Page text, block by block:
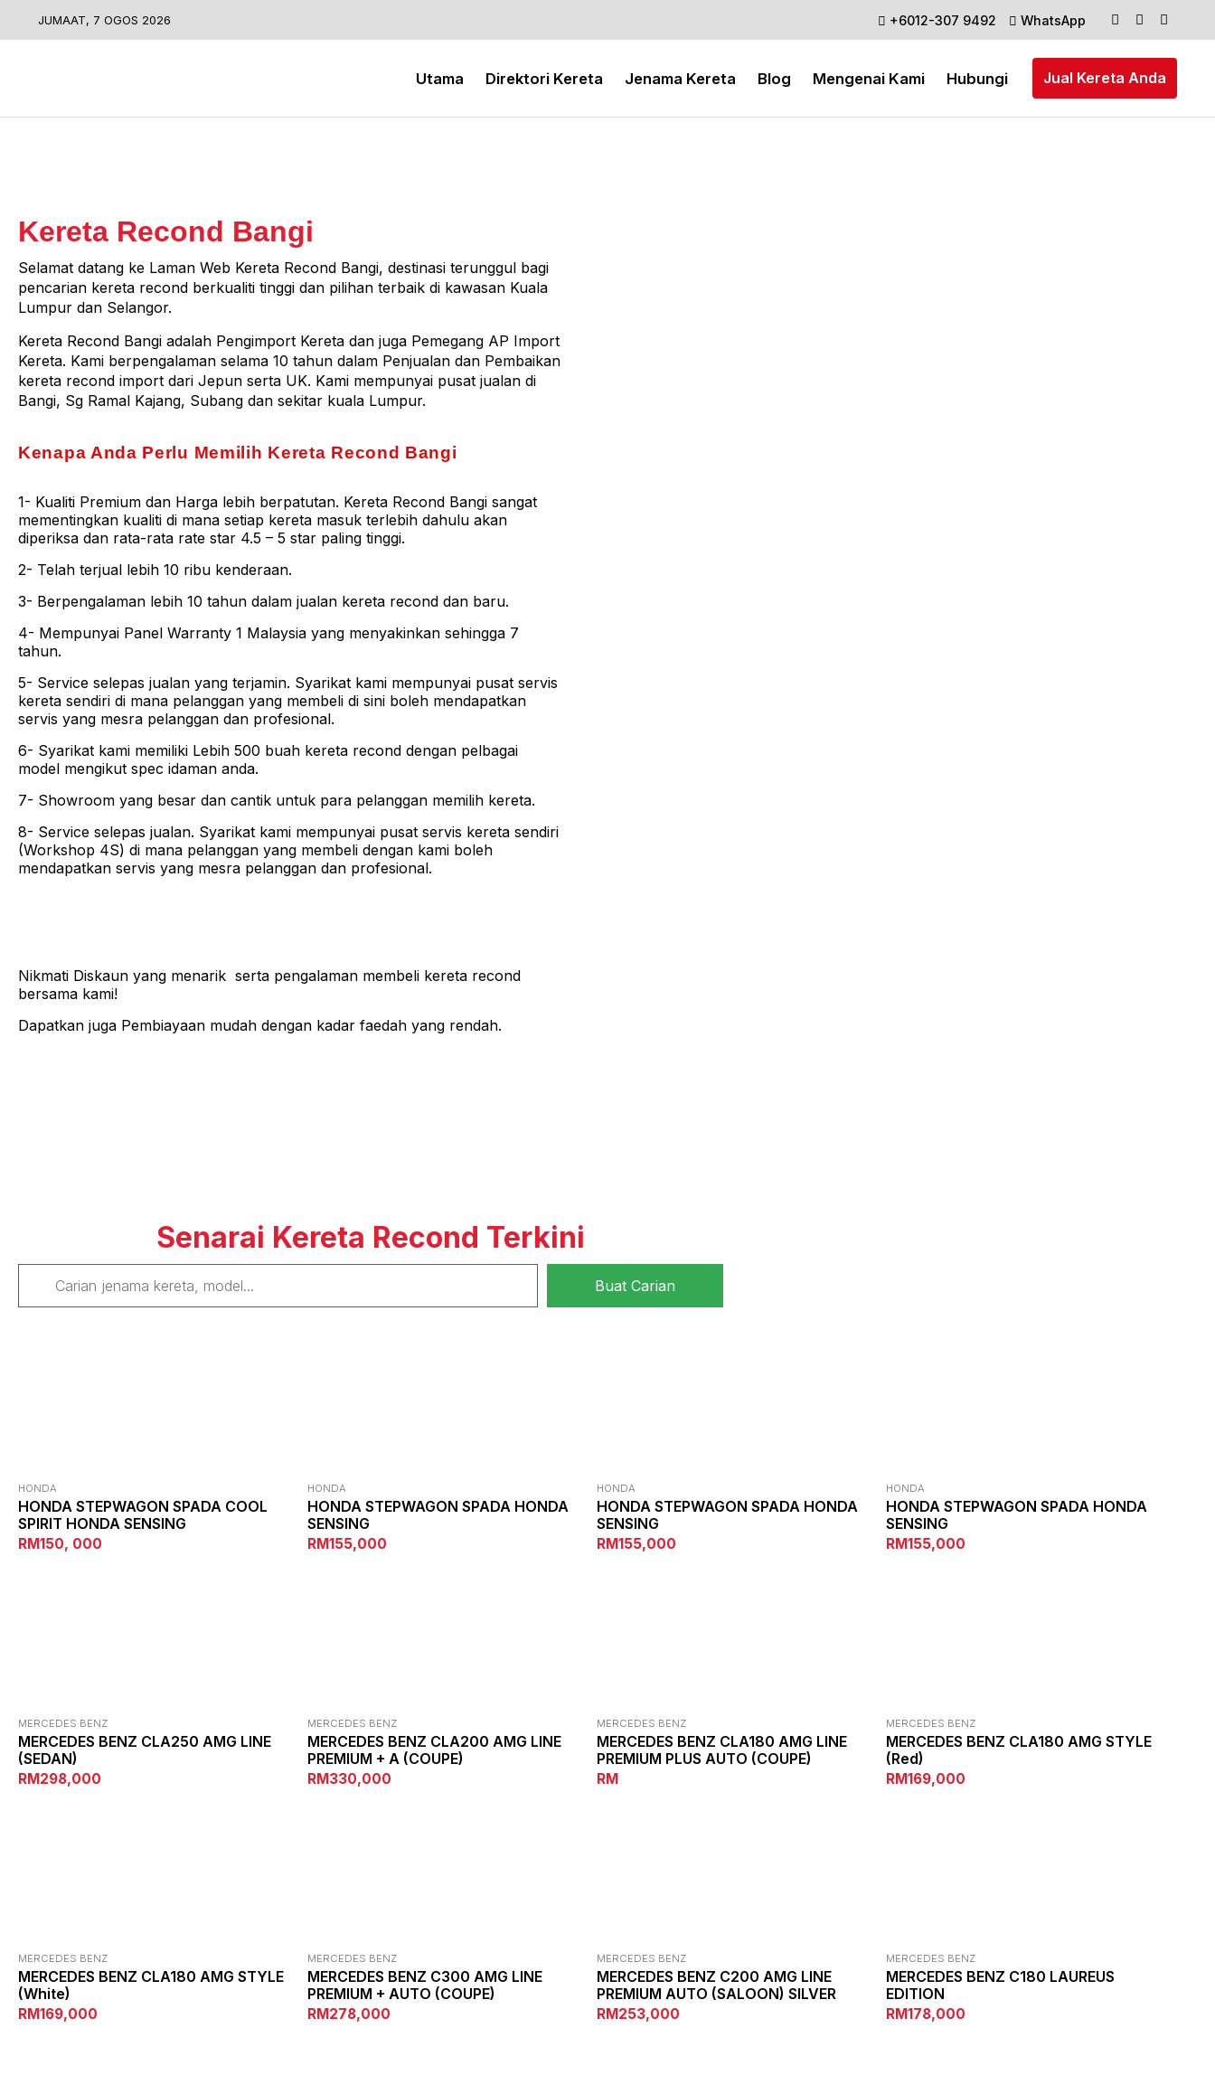
JUMAAT, 7 OGOS 2026 +6012-307 9492 WhatsApp
Utama Direktori Kereta Jenama Kereta Blog Mengenai Kami Hubungi Jual Kereta Anda
Kereta Recond Bangi
Selamat datang ke Laman Web Kereta Recond Bangi, destinasi terunggul bagi
pencarian kereta recond berkualiti tinggi dan pilihan terbaik di kawasan Kuala
Lumpur dan Selangor.
Kereta Recond Bangi adalah Pengimport Kereta dan juga Pemegang AP Import
Kereta. Kami berpengalaman selama 10 tahun dalam Penjualan dan Pembaikan
kereta recond import dari Jepun serta UK. Kami mempunyai pusat jualan di
Bangi, Sg Ramal Kajang, Subang dan sekitar kuala Lumpur.
Kenapa Anda Perlu Memilih Kereta Recond Bangi
1- Kualiti Premium dan Harga lebih berpatutan. Kereta Recond Bangi sangat
mementingkan kualiti di mana setiap kereta masuk terlebih dahulu akan
diperiksa dan rata-rata rate star 4.5 – 5 star paling tinggi.
2- Telah terjual lebih 10 ribu kenderaan.
3- Berpengalaman lebih 10 tahun dalam jualan kereta recond dan baru.
4- Mempunyai Panel Warranty 1 Malaysia yang menyakinkan sehingga 7
tahun.
5- Service selepas jualan yang terjamin. Syarikat kami mempunyai pusat servis
kereta sendiri di mana pelanggan yang membeli di sini boleh mendapatkan
servis yang mesra pelanggan dan profesional.
6- Syarikat kami memiliki Lebih 500 buah kereta recond dengan pelbagai
model mengikut spec idaman anda.
7- Showroom yang besar dan cantik untuk para pelanggan memilih kereta.
8- Service selepas jualan. Syarikat kami mempunyai pusat servis kereta sendiri
(Workshop 4S) di mana pelanggan yang membeli dengan kami boleh
mendapatkan servis yang mesra pelanggan dan profesional.
Nikmati Diskaun yang menarik serta pengalaman membeli kereta recond
bersama kami!
Dapatkan juga Pembiayaan mudah dengan kadar faedah yang rendah.
Senarai Kereta Recond Terkini
HONDA
HONDA STEPWAGON SPADA COOL
SPIRIT HONDA SENSING
RM150, 000
HONDA
HONDA STEPWAGON SPADA HONDA
SENSING
RM155,000
HONDA
HONDA STEPWAGON SPADA HONDA
SENSING
RM155,000
HONDA
HONDA STEPWAGON SPADA HONDA
SENSING
RM155,000
MERCEDES BENZ
MERCEDES BENZ CLA250 AMG LINE
(SEDAN)
RM298,000
MERCEDES BENZ
MERCEDES BENZ CLA200 AMG LINE
PREMIUM + A (COUPE)
RM330,000
MERCEDES BENZ
MERCEDES BENZ CLA180 AMG LINE
PREMIUM PLUS AUTO (COUPE)
RM
MERCEDES BENZ
MERCEDES BENZ CLA180 AMG STYLE
(red)
RM169,000
MERCEDES BENZ
MERCEDES BENZ CLA180 AMG STYLE
(white)
RM169,000
MERCEDES BENZ
MERCEDES BENZ C300 AMG LINE
PREMIUM + AUTO (COUPE)
RM278,000
MERCEDES BENZ
MERCEDES BENZ C200 AMG LINE
PREMIUM AUTO (SALOON) SILVER
RM253,000
MERCEDES BENZ
MERCEDES BENZ C180 LAUREUS
EDITION
RM178,000